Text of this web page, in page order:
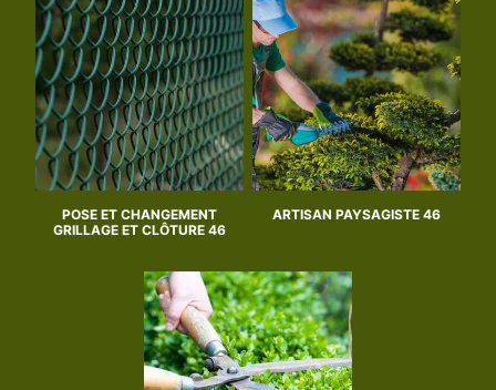
POSE ET CHANGEMENT
GRILLAGE ET CLÔTURE 46
ARTISAN PAYSAGISTE 46